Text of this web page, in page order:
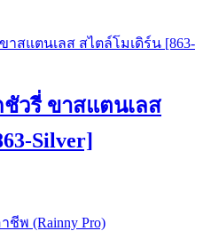
วรี่ ขาสแตนเลส
Silver]
พ (Rainny Pro)